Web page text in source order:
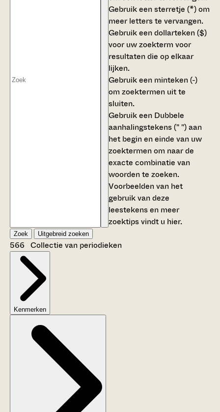
Gebruik eensterretje (*)om
meer letters te vervangen.
Gebruik eendollarteken ($)
voor uw zoekterm voor
resultaten die op elkaar
lijken.
Gebruik een minteken (-)
om zoektermen uit te
sluiten.
Gebruik een Dubbele
aanhalingstekens (" ")aan
het begin en einde van uw
zoektermen om naar de
exacte combinatie van
woorden te zoeken.
Voorbeelden van het
gebruik van deze
leestekens en meer
zoektips vindt u hier.
Zoek Uitgebreid zoeken
566 Collectie van periodieken
Kenmerken